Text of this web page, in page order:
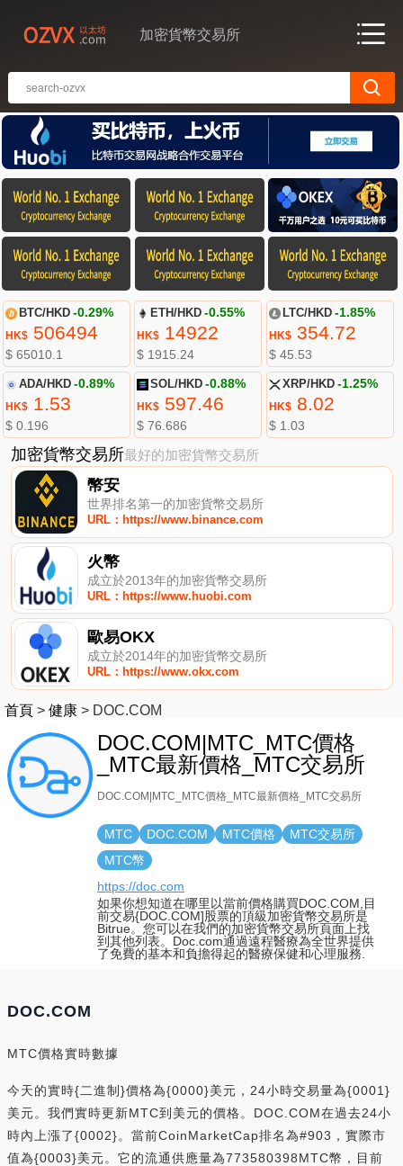
加密貨幣交易所
BTC/HKD -0.29%
HK$506494
$ 65010.1
ETH/HKD -0.55%
HK$ 14922
$ 1915.24
LTC/HKD -1.85%
HK$354.72
$ 45.53
ADA/HKD -0.89%
HK$1.53
$ 0.196
SOL/HKD -0.88%
HK$ 597.46
$ 76.686
XRP/HKD -1.25%
HK$8.02
$ 1.03
加密貨幣交易所最好的加密貨幣交易所
幣安
世界排名第一的加密貨幣交易所
URL：https://www.binance.com
火幣
成立於2013年的加密貨幣交易所
URL：https://www.huobi.com
歐易OKX
成立於2014年的加密貨幣交易所
URL：https://www.okx.com
首頁 > 健康 > DOC.COM
DOC.COM|MTC_MTC價格
_MTC最新價格_MTC交易所
DOC.COM|MTC_MTC價格_MTC最新價格_MTC交易所
MTC DOC.COM MTC價格
MTC交易所
MTC幣
https://doc.com
如果你想知道在哪里以當前價格購買DOC.COM,目
前交易{DOC.COM]股票的頂級加密貨幣交易所是
Bitrue。您可以在我們的加密貨幣交易所頁面上找
到其他列表。Doc.com通過遠程醫療為全世界提供
了免費的基本和負擔得起的醫療保健和心理服務.
DOC.COM
MTC價格實時數據
今天的實時{二進制}價格為{0000}美元，24小時交易量為{0001}
美元。我們實時更新MTC到美元的價格。DOC.COM在過去24小
時內上漲了{0002}。當前CoinMarketCap排名為#903，實際市
值為{0003}美元。它的流通供應量為773580398MTC幣，目前